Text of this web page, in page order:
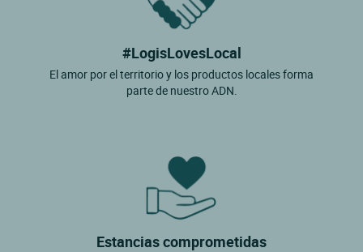
#LogisLovesLocal
El amor por el territorio y los productos locales forma
parte de nuestro ADN.
Estancias comprometidas